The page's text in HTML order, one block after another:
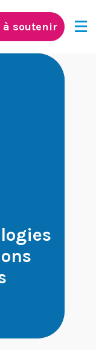
un financement